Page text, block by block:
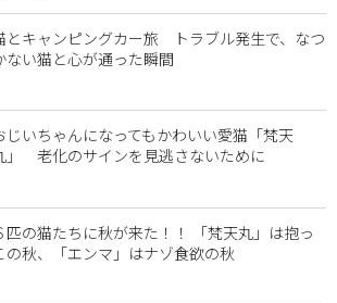
とキャンピングカー旅 トラブル発生で、なつ
ない猫と心が通った瞬間
じいちゃんになってもかわいい愛猫「梵天
」 老化のサインを見逃さないために
匹の猫たちに秋が来た！！ 「梵天丸」は抱っ
の秋、「エンマ」はナゾ食欲の秋